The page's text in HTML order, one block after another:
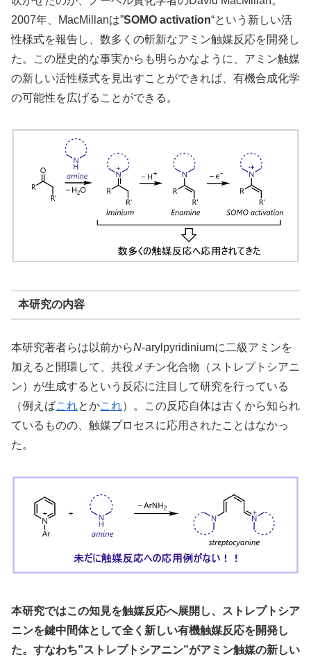
2007年、MacMillanは”SOMO activation“という新しい活
性様式を報告し、数多くの斬新なアミン触媒反応を開発し
た。この歴史的な事実からも明らかなように、アミン触媒
の新しい活性様式を見出すことができれば、有機合成化学
の可能性を広げることができる。
本研究の内容
本研究著者らは以前からN-arylpyridiniumに二級アミンを
加えると開環して、共役メチン化合物（ストレプトシアニ
ン）が生成するという反応に注目して研究を行っている
（例えばこれとかこれ）。この反応自体は古くから知られ
ているものの、触媒プロセスに応用されたことはなかっ
た。
本研究ではこの知見を触媒反応へ展開し、ストレプトシア
ニンを鍵中間体として全く新しい有機触媒反応を開発し
た。すなわち”ストレプトシアニン”がアミン触媒の新しい